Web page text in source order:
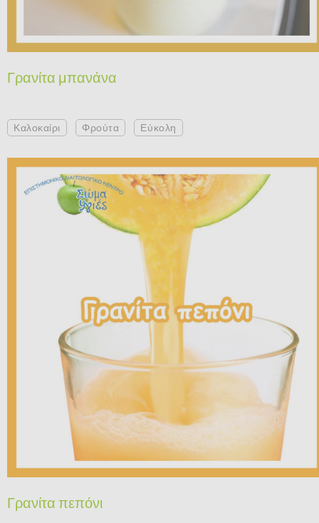
Γρανίτα μπανάνα
Καλοκαίρι Φρούτα Εύκολη
Γρανίτα πεπόνι